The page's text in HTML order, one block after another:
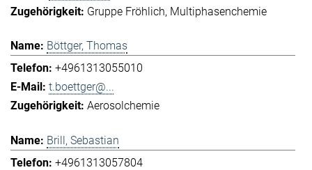
Gruppe Fröhlich Multiphasenchemie
Böttger, Thomas
+4961313055010
t.boettger@...
Aerosolchemie
Brill, Sebastian
+4961313057804